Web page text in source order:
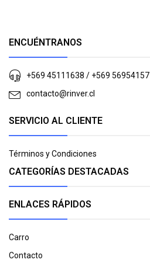
ENCUÉNTRANOS
+569 45111638 / +569 56954157
contacto@rinver.cl
SERVICIO AL CLIENTE
Términos y Condiciones
CATEGORÍAS DESTACADAS
ENLACES RÁPIDOS
Carro
Contacto